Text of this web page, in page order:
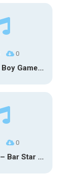
0
Terra Sabi – Boy Game X Marcia Cruz
0
Carter Faith – Bar Star Vevo